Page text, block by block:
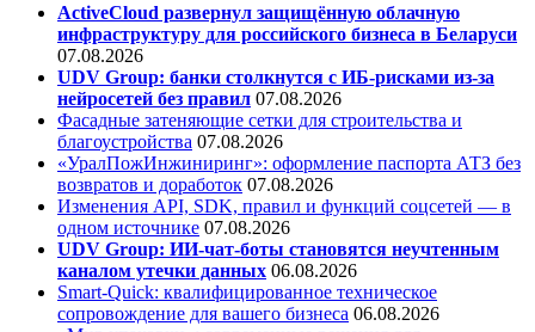
ActiveCloud развернул защищённую облачную
инфраструктуру для российского бизнеса в Беларуси
07.08.2026
UDV Group: банки столкнутся с ИБ-рисками из-за
нейросетей без правил 07.08.2026
Фасадные затеняющие сетки для строительства и
благоустройства 07.08.2026
«УралПожИнжиниринг»: оформление паспорта АТЗ без
возвратов и доработок 07.08.2026
Изменения API, SDK, правил и функций соцсетей — в
одном источнике 07.08.2026
UDV Group: ИИ-чат-боты становятся неучтенным
каналом утечки данных 06.08.2026
Smart-Quick: квалифицированное техническое
сопровождение для вашего бизнеса 06.08.2026